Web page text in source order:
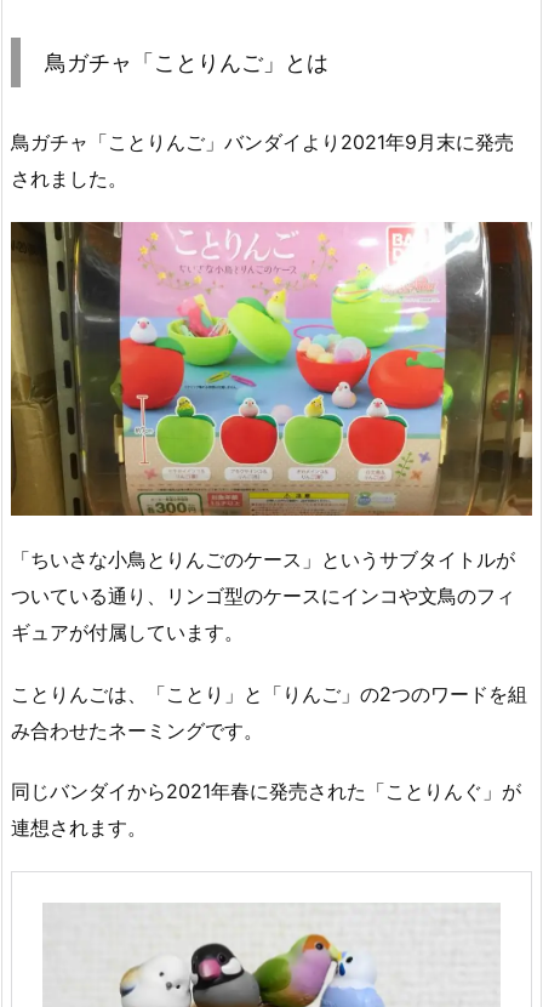
鳥ガチャ「ことりんご」とは
鳥ガチャ「ことりんご」バンダイより2021年9月末に発売
されました。
「ちいさな小鳥とりんごのケース」というサブタイトルが
ついている通り、リンゴ型のケースにインコや文鳥のフィ
ギュアが付属しています。
ことりんごは、「ことり」と「りんご」の2つのワードを組
み合わせたネーミングです。
同じバンダイから2021年春に発売された「ことりんぐ」が
連想されます。